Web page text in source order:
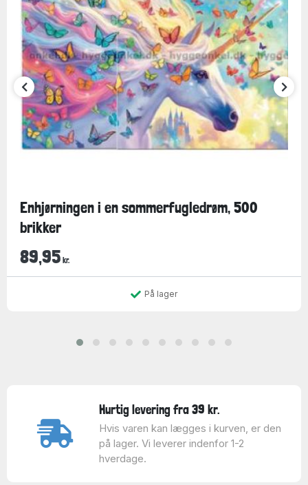
Enhjørningen i en sommerfugledrøm, 500
brikker
89,95 kr.
På lager
Hurtig levering fra 39 kr.
Hvis varen kan lægges i kurven, er den
på lager. Vi leverer indenfor 1-2
hverdage.